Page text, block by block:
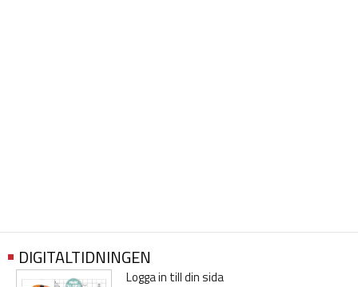
DIGITALTIDNINGEN
Logga in till din sida